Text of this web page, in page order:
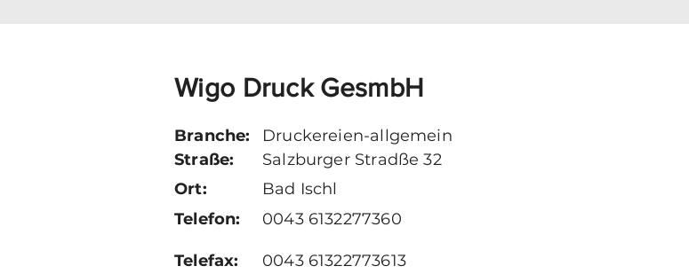
Wigo Druck GesmbH
Branche:
Straße:
Druckereien-allgemein
Salzburger Stradße 32
Ort:
Bad Ischl
Telefon:
0043 6132277360
Telefax: 0043 61322773613